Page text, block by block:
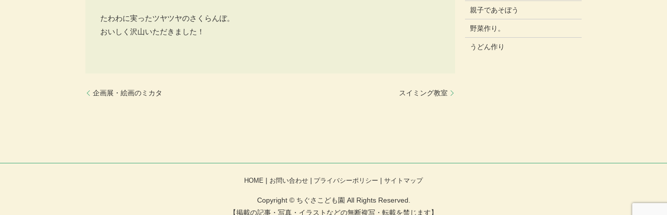
たわわに実ったツヤツヤのさくらんぼ。
おいしく沢山いただきました！
企画展・絵画のミカタ スイミング教室
親子であそぼう
野菜作り。
うどん作り
HOME お問い合わせ プライバシーポリシー サイトマップ
Copyright © ちぐさこども園 All Rights Reserved.
【掲載の記事・写真・イラストなどの無断複写・転載を禁じます】